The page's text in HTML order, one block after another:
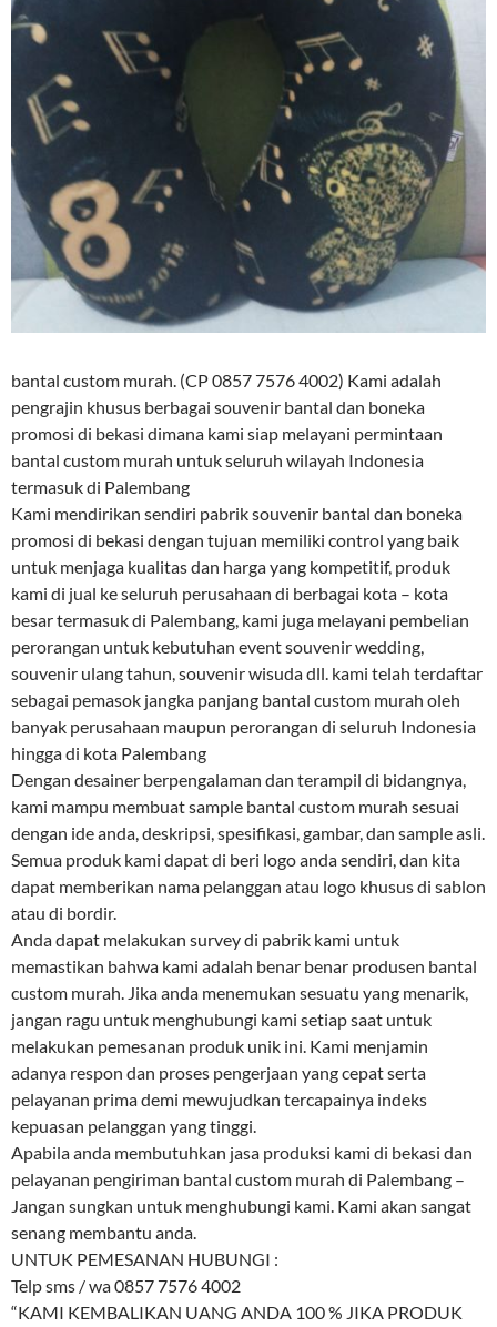
bantal custom murah. (CP 0857 7576 4002) Kami adalah
pengrajin khusus berbagai souvenir bantal dan boneka
promosi di bekasi dimana kami siap melayani permintaan
bantal custom murah untuk seluruh wilayah Indonesia
termasuk di Palembang
Kami mendirikan sendiri pabrik souvenir bantal dan boneka
promosi di bekasi dengan tujuan memiliki control yang baik
untuk menjaga kualitas dan harga yang kompetitif, produk
kami di jual ke seluruh perusahaan di berbagai kota – kota
besar termasuk di Palembang, kami juga melayani pembelian
perorangan untuk kebutuhan event souvenir wedding,
souvenir ulang tahun, souvenir wisuda dll. kami telah terdaftar
sebagai pemasok jangka panjang bantal custom murah oleh
banyak perusahaan maupun perorangan di seluruh Indonesia
hingga di kota Palembang
Dengan desainer berpengalaman dan terampil di bidangnya,
kami mampu membuat sample bantal custom murah sesuai
dengan ide anda, deskripsi, spesifikasi, gambar, dan sample asli.
Semua produk kami dapat di beri logo anda sendiri, dan kita
dapat memberikan nama pelanggan atau logo khusus di sablon
atau di bordir.
Anda dapat melakukan survey di pabrik kami untuk
memastikan bahwa kami adalah benar benar produsen bantal
custom murah. Jika anda menemukan sesuatu yang menarik,
jangan ragu untuk menghubungi kami setiap saat untuk
melakukan pemesanan produk unik ini. Kami menjamin
adanya respon dan proses pengerjaan yang cepat serta
pelayanan prima demi mewujudkan tercapainya indeks
kepuasan pelanggan yang tinggi.
Apabila anda membutuhkan jasa produksi kami di bekasi dan
pelayanan pengiriman bantal custom murah di Palembang –
Jangan sungkan untuk menghubungi kami. Kami akan sangat
senang membantu anda.
UNTUK PEMESANAN HUBUNGI :
Telp sms / wa 0857 7576 4002
“KAMI KEMBALIKAN UANG ANDA 100 % JIKA PRODUK